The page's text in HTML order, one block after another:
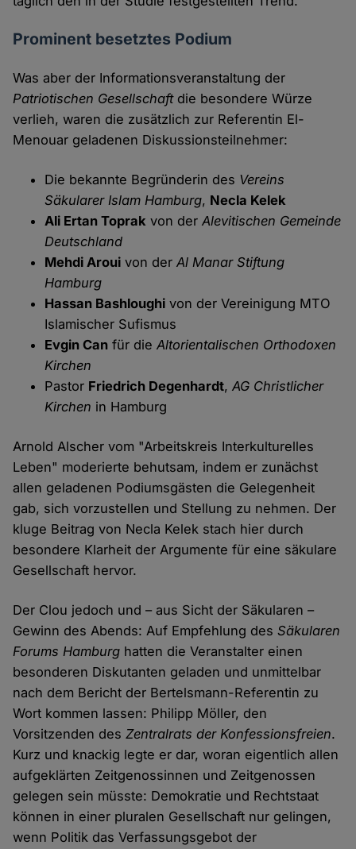
Prominent besetztes Podium
Was aber der Informationsveranstaltung der
Patriotischen Gesellschaftdie besondere Würze
verlieh, waren die zusätzlich zur Referentin El-
Menouar geladenen Diskussionsteilnehmer:
Die bekannte Begründerin des Vereins
Säkularer Islam Hamburg, Necla Kelek
Ali Ertan Toprak von derAlevitischen Gemeinde
Deutschland
Mehdi Aroui von derAl Manar Stiftung
Hamburg
Hassan Bashloughi von der Vereinigung MTO
Islamischer Sufismus
Evgin Can für dieAltorientalischen Orthodoxen
Kirchen
Pastor Friedrich Degenhardt,AG Christlicher
Kirchen in Hamburg
Arnold Alscher vom "Arbeitskreis Interkulturelles
Leben" moderierte behutsam, indem er zunächst
allen geladenen Podiumsgästen die Gelegenheit
gab, sich vorzustellen und Stellung zu nehmen. Der
kluge Beitrag von Necla Kelek stach hier durch
besondere Klarheit der Argumente für eine säkulare
Gesellschaft hervor.
Der Clou jedoch und – aus Sicht der Säkularen –
Gewinn des Abends: Auf Empfehlung desSäkularen
Forums Hamburg hatten die Veranstalter einen
besonderen Diskutanten geladen und unmittelbar
nach dem Bericht der Bertelsmann-Referentin zu
Wort kommen lassen: Philipp Möller, den
Vorsitzenden desZentralrats der Konfessionsfreien.
Kurz und knackig legte er dar, woran eigentlich allen
aufgeklärten Zeitgenossinnen und Zeitgenossen
gelegen sein müsste: Demokratie und Rechtstaat
können in einer pluralen Gesellschaft nur gelingen,
wenn Politik das Verfassungsgebot der